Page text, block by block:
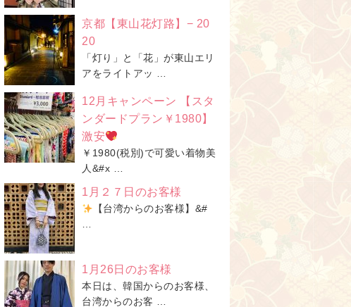
京都【東山花灯路】− 20
20
「灯り」と「花」が東山エリ
アをライトアッ …
12月キャンペーン 【スタ
ンダードプラン￥1980】
激安
￥1980(税別)で可愛い着物美
人&#x …
1月２７日のお客様
【台湾からのお客様】&#
…
1月26日のお客様
本日は、韓国からのお客様、
台湾からのお客 …